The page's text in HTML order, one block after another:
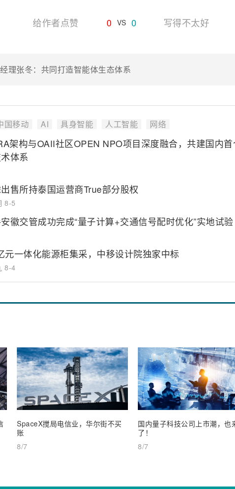
给作者点赞 0 VS 0 写得不太好
理张冬：共同打造智能体生态体系
国移动 AI 具身智能 人工智能 网络
架构与OAII社区OPEN NPO项目深度融合，共建国内
体系
售所持泰国运营商True部分股权
8-5
徽交管成功完成“量子计算+交通信号配时优化”实地试验
元一体化能源柜集采，中移设计院独家中标
8-4
SpaceX搅局电信业，华尔街不买
账
8/7
国内量子科技公司上市潮，也
了！
8/7